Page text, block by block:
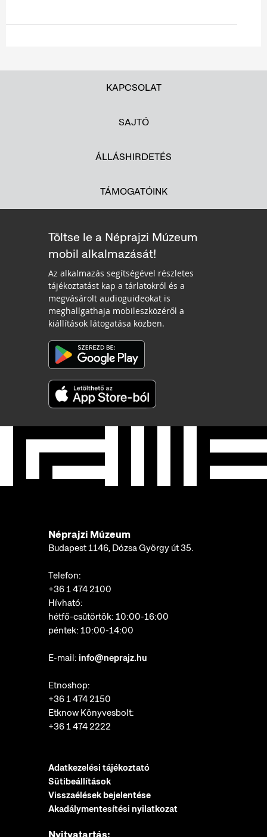
KAPCSOLAT
SAJTÓ
ÁLLÁSHIRDETÉS
TÁMOGATÓINK
Töltse le a Néprajzi Múzeum
mobil alkalmazását!
Az alkalmazás segítségével részletes
tájékoztatást kap a tárlatokról és a
megvásárolt audioguideokat is
meghallgathaja mobileszközéről a
kiállítások látogatása közben.
Néprajzi Múzeum
Budapest 1146, Dózsa György út 35.
Telefon:
+36 1 474 2100
Hívható:
hétfő-csütörtök: 10:00-16:00
péntek: 10:00-14:00
E-mail: info@neprajz.hu
Etnoshop:
+36 1 474 2150
Etknow Könyvesbolt:
+36 1 474 2222
Adatkezelési tájékoztató
Sütibeállítások
Visszaélések bejelentése
Akadálymentesítési nyilatkozat